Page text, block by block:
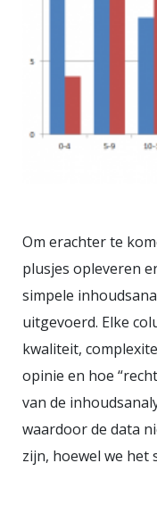
Om erachter te
plusjes opleveren
simpele
uitgevoerd. Elke
kwaliteit,
opinie en hoe
van de
waardoor de data
zijn, hoewel we het